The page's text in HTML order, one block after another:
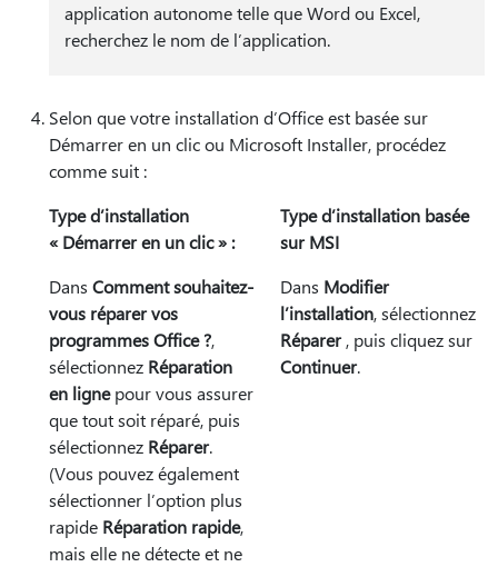
application autonome telle que Word ou Excel,
recherchez le nom de l’application.
Selon que votre installation d’Office est basée sur
Démarrer en un clic ou Microsoft Installer, procédez
comme suit :
Type d’installation
« Démarrer en un clic » :
Dans Comment souhaitez-
vous réparer vos
programmes Office ?,
sélectionnez Réparation
en lignepour vous assurer
que tout soit réparé, puis
sélectionnez Réparer.
(Vous pouvez également
sélectionner l’option plus
rapide Réparation rapide,
mais elle ne détecte et ne
Type d’installation basée
sur MSI
Dans Modifier
l’installation, sélectionnez
Réparer, puis cliquez sur
Continuer.